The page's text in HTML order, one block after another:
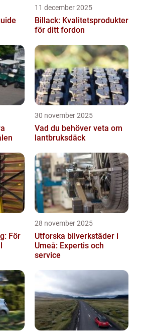
11 december 2025
Billack: Kvalitetsprodukter
för ditt fordon
30 november 2025
Vad du behöver veta om
lantbruksdäck
För
28 november 2025
Utforska bilverkstäder i
Umeå: Expertis och
service